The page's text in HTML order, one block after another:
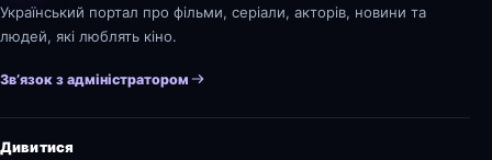
Український портал про фільми, серіали, акторів, новини та
людей, які люблять кіно.
Зв’язок з адміністратором
Дивитися